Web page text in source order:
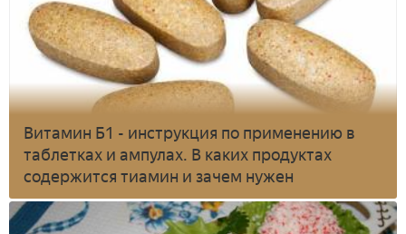
Витамин Б1 - инструкция по применению в
таблетках и ампулах. В каких продуктах
содержится тиамин и зачем нужен